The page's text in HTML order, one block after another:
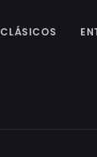
CLÁSICOS